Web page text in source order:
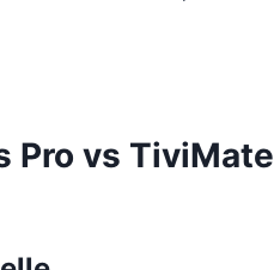
Pro vs TiviMate